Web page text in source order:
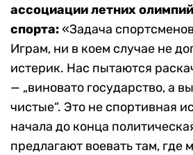
ассоциации летних
спорта:«Задача
Играм, ни в коем случае не
истерик. Нас пытаются
— „виновато государство, а
чистые“. Это не спортивная
начала до конца
предлагают воевать там, где